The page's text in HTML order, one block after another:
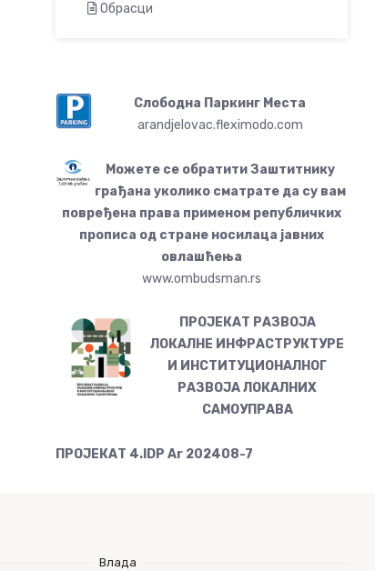
Обрасци
Слободна Паркинг Места
arandjelovac.fleximodo.com
Можете се обратити Заштитнику
грађана уколико сматрате да су вам
повређена права применом републичких
прописа од стране носилаца јавних
овлашћења
www.ombudsman.rs
ПРОЈЕКАТ РАЗВОЈА
ЛОКАЛНЕ ИНФРАСТРУКТУРЕ
И ИНСТИТУЦИОНАЛНОГ
РАЗВОЈА ЛОКАЛНИХ
САМОУПРАВА
ПРОЈЕКАТ 4.IDP Ar 202408-7
Влада